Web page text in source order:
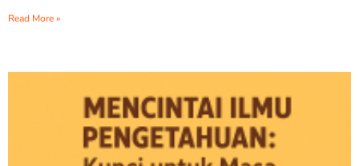
Read More »